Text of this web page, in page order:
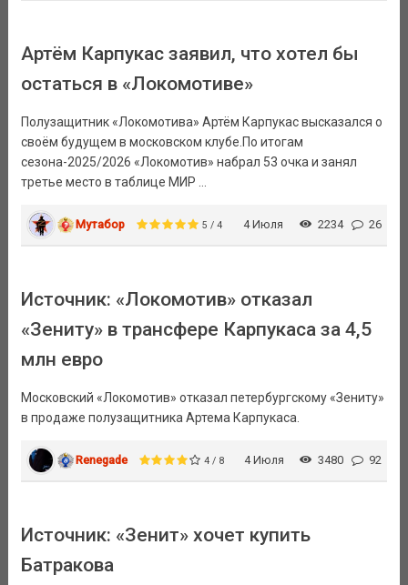
Артём Карпукас заявил, что хотел бы
остаться в «Локомотиве»
Полузащитник «Локомотива» Артём Карпукас высказался о
своём будущем в московском клубе.По итогам
сезона-2025/2026 «Локомотив» набрал 53 очка и занял
третье место в таблице МИР ...
Мутабор 5 / 4 4 Июля 2234 26
Источник: «Локомотив» отказал
«Зениту» в трансфере Карпукаса за 4,5
млн евро
Московский «Локомотив» отказал петербургскому «Зениту»
в продаже полузащитника Артема Карпукаса.
Renegade 4 / 8 4 Июля 3480 92
Источник: «Зенит» хочет купить
Батракова